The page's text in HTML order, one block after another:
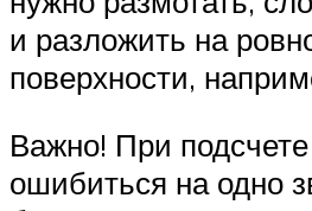
и разложить на
поверхности,
Важно! При
ошибиться на одно